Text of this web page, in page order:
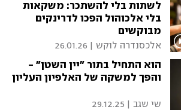
לשתות בלי להשתכר: משקאות
בלי אלכוהול הפכו לדרינקים
מבוקשים
אלכסנדרה לוקש 26.01.26
הוא התחיל בתור "יין השטן" -
והפך למשקה של האלפיון העליון
שי שגב 29.12.25